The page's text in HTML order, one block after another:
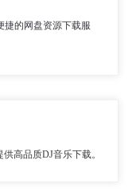
捷的网盘资源下载服
高品质DJ音乐下载。